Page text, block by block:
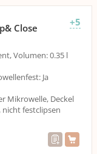
+5
Close
Volumen: 0.35 l
Ja
Mikrowelle, Deckel
festclipsen